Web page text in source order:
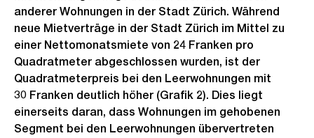
anderer Wohnungen in der Stadt Zürich. Während
neue Mietverträge in der Stadt Zürich im Mittel zu
einer Nettomonatsmiete von 24 Franken pro
Quadratmeter abgeschlossen wurden, ist der
Quadratmeterpreis bei den Leerwohnungen mit
30 Franken deutlich höher (Grafik 2). Dies liegt
einerseits daran, dass Wohnungen im gehobenen
Segment bei den Leerwohnungen übervertreten